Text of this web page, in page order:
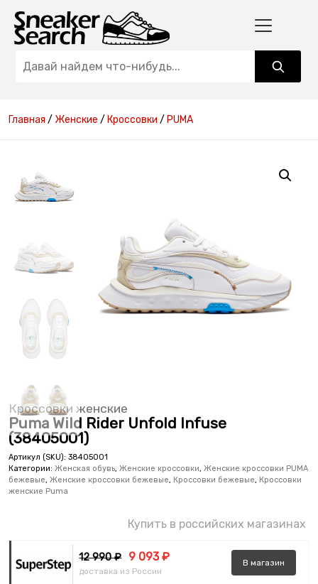
Главная / Женские / Кроссовки / PUMA
Кроссовки женские
Puma Wild Rider Unfold Infuse
(38405001)
Артикул (SKU): 38405001
Категории: Женская обувь, Женские кроссовки, Женские кроссовки PUMA
бежевые, Женские кроссовки бежевые, Кроссовки бежевые, Кроссовки
женские Puma
Купить в российских магазинах
12 990 ₽ 9 093 ₽
доставка из России
В магазин